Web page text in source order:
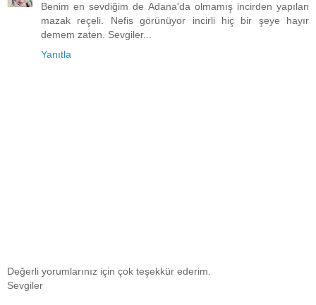
Benim en sevdiğim de Adana'da olmamış incirden yapılan
mazak reçeli. Nefis görünüyor incirli hiç bir şeye hayır
demem zaten. Sevgiler...
Yanıtla
Değerli yorumlarınız için çok teşekkür ederim.
Sevgiler